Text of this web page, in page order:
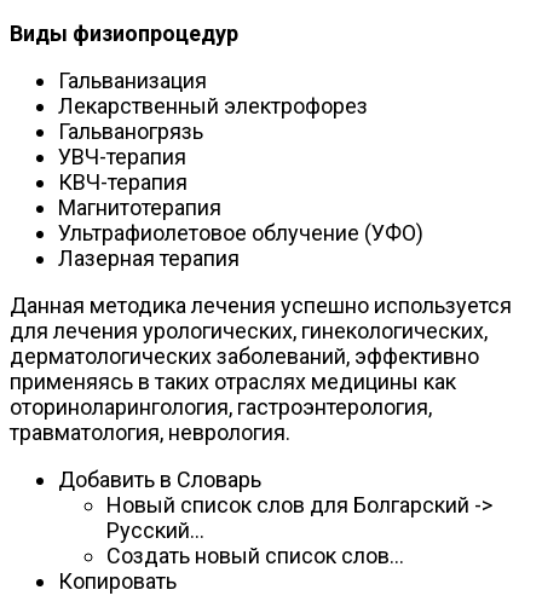
Виды физиопроцедур
Гальванизация
Лекарственный электрофорез
Гальваногрязь
УВЧ-терапия
КВЧ-терапия
Магнитотерапия
Ультрафиолетовое облучение (УФО)
Лазерная терапия
Данная методика лечения успешно используется
для лечения урологических, гинекологических,
дерматологических заболеваний, эффективно
применяясь в таких отраслях медицины как
оториноларингология, гастроэнтерология,
травматология, неврология.
Добавить в Словарь
Новый список слов для Болгарский ->
Русский…
Создать новый список слов…
Копировать